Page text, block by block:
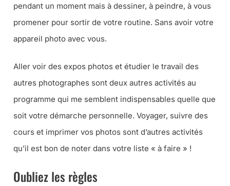
pendant un moment mais à dessiner, à peindre, à vous
promener pour sortir de votre routine. Sans avoir votre
appareil photo avec vous.
Aller voir des expos photos et étudier le travail des
autres photographes sont deux autres activités au
programme qui me semblent indispensables quelle que
soit votre démarche personnelle. Voyager, suivre des
cours et imprimer vos photos sont d’autres activités
qu’il est bon de noter dans votre liste « à faire » !
Oubliez les règles